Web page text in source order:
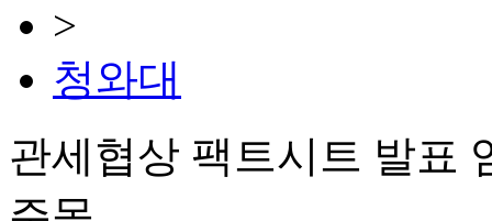
>
청와대
관세협상 팩트시트 발표